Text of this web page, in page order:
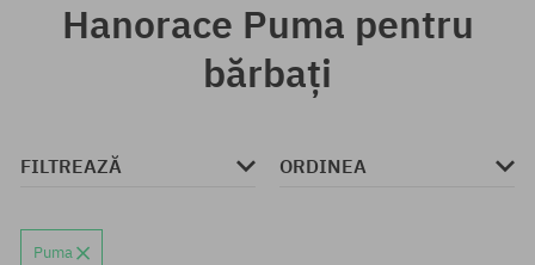
Hanorace Puma pentru
bărbați
FILTREAZĂ ORDINEA
Puma